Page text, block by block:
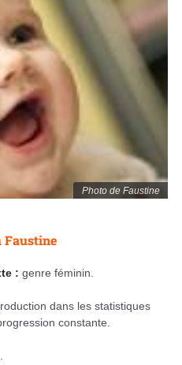
Photo de Faustine
Faustine
: genre féminin.
dans les statistiques
constante.